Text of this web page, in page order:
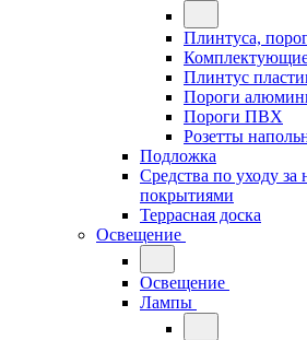
Плинтуса,
Плинтус
Пороги
Пороги ПВХ
Розетты
Подложка
Средства по уходу
покрытиями
Террасная доска
Освещение
Освещение
Лампы